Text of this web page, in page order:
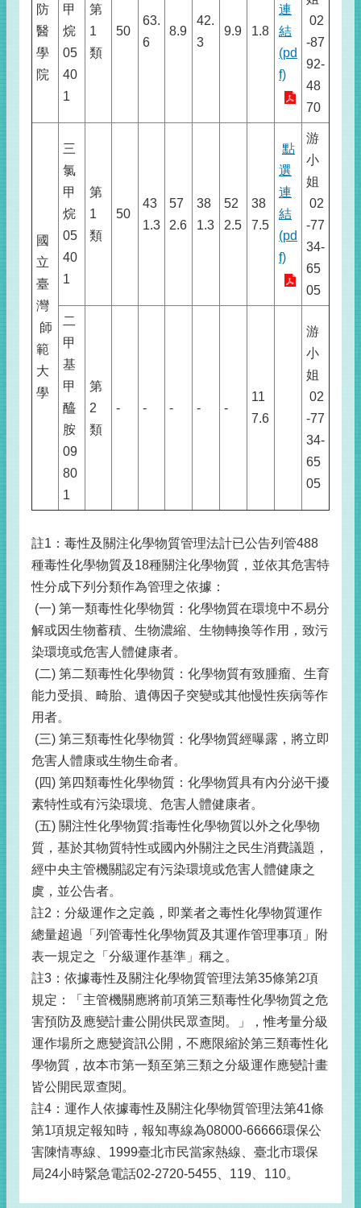
防
醫
學
院
甲
烷
05
40
1
第
1
類
50
63.
6
8.9
42.
3
9.9 1.8
連
結
(pd
f)
02
-87
92-
48
70
國
立
臺
灣
師
範
大
學
三
氯
甲
烷
05
40
1
第
1
類
50
43
1.3
57
2.6
38
1.3
52
2.5
38
7.5
點
選
連
結
(pd
f)
游
小
姐
02
-77
34-
65
05
二
甲
基
甲
醯
胺
09
80
1
第
2
類
- - - - -
11
7.6
游
小
姐
02
-77
34-
65
05
註1：毒性及關注化學物質管理法計已公告列管488
種毒性化學物質及18種關注化學物質，並依其危害特
性分成下列分類作為管理之依據：
(一) 第一類毒性化學物質：化學物質在環境中不易分
解或因生物蓄積、生物濃縮、生物轉換等作用，致污
染環境或危害人體健康者。
(二) 第二類毒性化學物質：化學物質有致腫瘤、生育
能力受損、畸胎、遺傳因子突變或其他慢性疾病等作
用者。
(三) 第三類毒性化學物質：化學物質經曝露，將立即
危害人體康或生物生命者。
(四) 第四類毒性化學物質：化學物質具有內分泌干擾
素特性或有污染環境、危害人體健康者。
(五) 關注性化學物質:指毒性化學物質以外之化學物
質，基於其物質特性或國內外關注之民生消費議題，
經中央主管機關認定有污染環境或危害人體健康之
虞，並公告者。
註2：分級運作之定義，即業者之毒性化學物質運作
總量超過「列管毒性化學物質及其運作管理事項」附
表一規定之「分級運作基準」稱之。
註3：依據毒性及關注化學物質管理法第35條第2項
規定：「主管機關應將前項第三類毒性化學物質之危
害預防及應變計畫公開供民眾查閱。」，惟考量分級
運作場所之應變資訊公開，不應限縮於第三類毒性化
學物質，故本市第一類至第三類之分級運作應變計畫
皆公開民眾查閱。
註4：運作人依據毒性及關注化學物質管理法第41條
第1項規定報知時，報知專線為08000-66666環保公
害陳情專線、1999臺北市民當家熱線、臺北市環保
局24小時緊急電話02-2720-5455、119、110。